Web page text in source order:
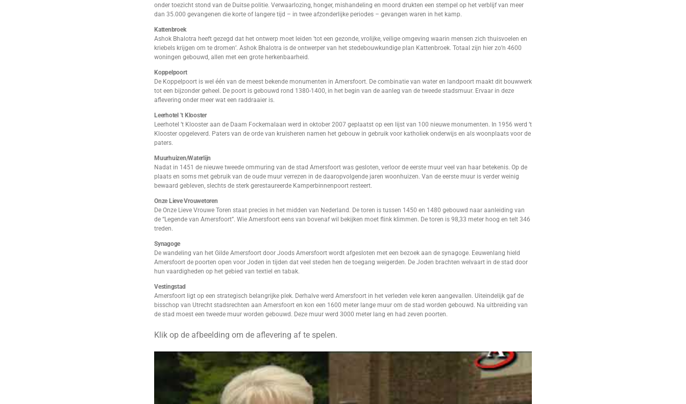
onder toezicht stond van de Duitse politie. Verwaarlozing, honger, mishandeling en moord drukten een stempel op het verblijf van meer
dan 35.000 gevangenen die korte of langere tijd – in twee afzonderlijke periodes – gevangen waren in het kamp.
Kattenbroek
Ashok Bhalotra heeft gezegd dat het ontwerp moet leiden ’tot een gezonde, vrolijke, veilige omgeving waarin mensen zich thuisvoelen en
kriebels krijgen om te dromen’. Ashok Bhalotra is de ontwerper van het stedebouwkundige plan Kattenbroek. Totaal zijn hier zo’n 4600
woningen gebouwd, allen met een grote herkenbaarheid.
Koppelpoort
De Koppelpoort is wel één van de meest bekende monumenten in Amersfoort. De combinatie van water en landpoort maakt dit bouwwerk
tot een bijzonder geheel. De poort is gebouwd rond 1380-1400, in het begin van de aanleg van de tweede stadsmuur. Ervaar in deze
aflevering onder meer wat een raddraaier is.
Leerhotel ’t Klooster
Leerhotel ’t Klooster aan de Daam Fockemalaan werd in oktober 2007 geplaatst op een lijst van 100 nieuwe monumenten. In 1956 werd ’t
Klooster opgeleverd. Paters van de orde van kruisheren namen het gebouw in gebruik voor katholiek onderwijs en als woonplaats voor de
paters.
Muurhuizen/Waterlijn
Nadat in 1451 de nieuwe tweede ommuring van de stad Amersfoort was gesloten, verloor de eerste muur veel van haar betekenis. Op de
plaats en soms met gebruik van de oude muur verrezen in de daaropvolgende jaren woonhuizen. Van de eerste muur is verder weinig
bewaard gebleven, slechts de sterk gerestaureerde Kamperbinnenpoort resteert.
Onze Lieve Vrouwetoren
De Onze Lieve Vrouwe Toren staat precies in het midden van Nederland. De toren is tussen 1450 en 1480 gebouwd naar aanleiding van
de “Legende van Amersfoort”. Wie Amersfoort eens van bovenaf wil bekijken moet flink klimmen. De toren is 98,33 meter hoog en telt 346
treden.
Synagoge
De wandeling van het Gilde Amersfoort door Joods Amersfoort wordt afgesloten met een bezoek aan de synagoge. Eeuwenlang hield
Amersfoort de poorten open voor Joden in tijden dat veel steden hen de toegang weigerden. De Joden brachten welvaart in de stad door
hun vaardigheden op het gebied van textiel en tabak.
Vestingstad
Amersfoort ligt op een strategisch belangrijke plek. Derhalve werd Amersfoort in het verleden vele keren aangevallen. Uiteindelijk gaf de
bisschop van Utrecht stadsrechten aan Amersfoort en kon een 1600 meter lange muur om de stad worden gebouwd. Na uitbreiding van
de stad moest een tweede muur worden gebouwd. Deze muur werd 3000 meter lang en had zeven poorten.
Klik op de afbeelding om de aflevering af te spelen.